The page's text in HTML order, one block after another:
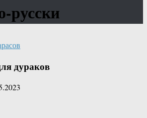
русски
дураков